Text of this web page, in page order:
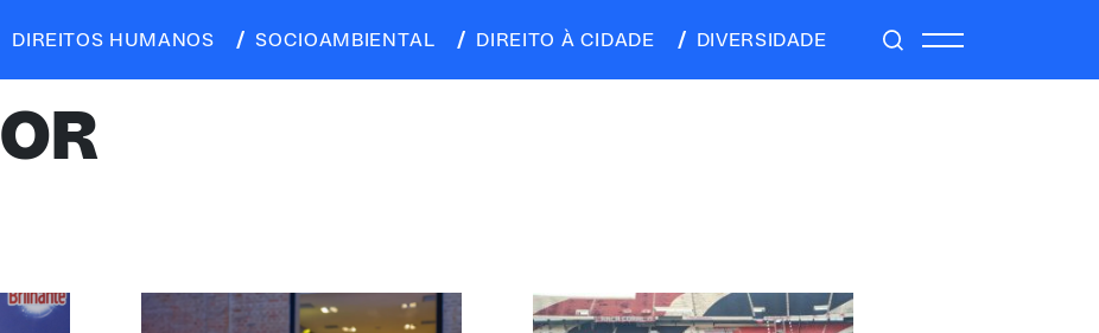
DIREITOS HUMANOS SOCIOAMBIENTAL DIREITO À CIDADE DIVERSIDADE